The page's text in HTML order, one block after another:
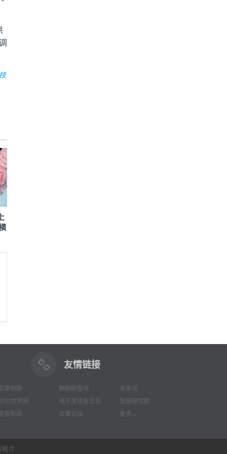
友情链接
果物联 物联网智库
未来论
世界网
电子发烧友论坛
智装研究院
装新闻
尼果论坛 更多...
统计